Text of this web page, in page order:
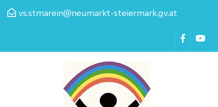
vs.stmarein@neumarkt-steiermark.gv.at